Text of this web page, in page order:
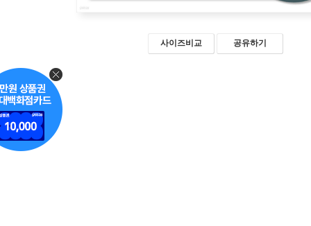
사이즈비교 공유하기